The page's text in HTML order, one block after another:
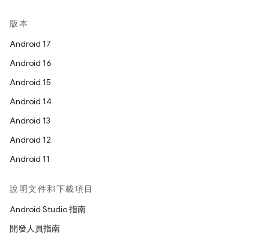
版本
Android 17
Android 16
Android 15
Android 14
Android 13
Android 12
Android 11
說明文件和下載項目
Android Studio 指南
開發人員指南